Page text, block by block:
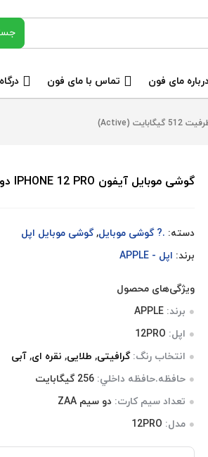
مای فون تماس با مای فون
گوشی موبایل آیفون IPHONE 12 PRO دو سیم کارت ظرفیت 512 گیگابایت (Active)
دسته: .? گوشی موبایل,گوشی موبایل اپل
برند: اپل - APPLE
ویژگی‌های محصول
برند:APPLE
اپل: 12PRO
انتخاب رنگ:گرافیتی, طلایی, نقره ای,آبی
حافظه.حافظه داخلي:256 گيگابايت
تعداد سیم کارت:دو سیم ZAA
مدل: 12PRO